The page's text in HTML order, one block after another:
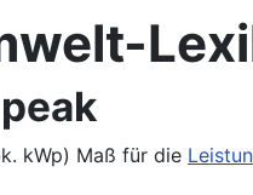
kWp) Maß für die